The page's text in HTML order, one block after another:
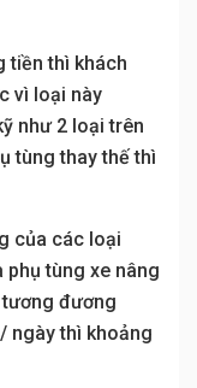
tiền thì khách
vì loại này
như 2 loại trên
tùng thay thế thì
của các loại
phụ tùng xe nâng
tương đương
ngày thì khoảng